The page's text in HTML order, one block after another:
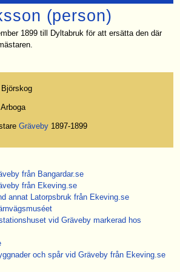
(person)
1899 till Dyltabruk för att ersätta den där
Björskog
Gräveby 1897-1899
från Bangardar.se
från Ekeving.se
annat Latorpsbruk från Ekeving.se
vid Gräveby markerad hos
och spår vid Gräveby från Ekeving.se